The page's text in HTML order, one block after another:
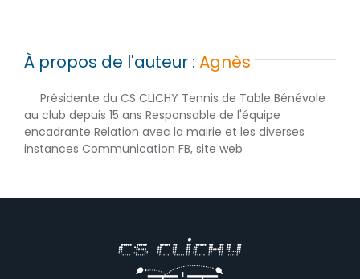
À propos de l'auteur : Agnès
Présidente du CS CLICHY Tennis de Table Bénévole
au club depuis 15 ans Responsable de l'équipe
encadrante Relation avec la mairie et les diverses
instances Communication FB, site web